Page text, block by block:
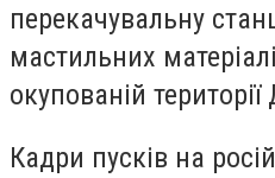
перекачувальну
мастильних
окупованій
Кадри пусків на